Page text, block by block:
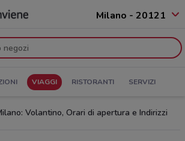
Milano - 20121
VIAGGI RISTORANTI SERVIZI
Volantino, Orari di apertura e Indirizzi